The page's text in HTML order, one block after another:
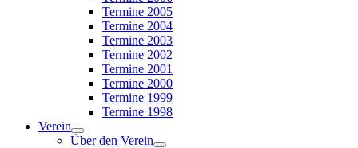
Termine 2005
Termine 2004
Termine 2003
Termine 2002
Termine 2001
Termine 2000
Termine 1999
Termine 1998
Verein
Über den Verein